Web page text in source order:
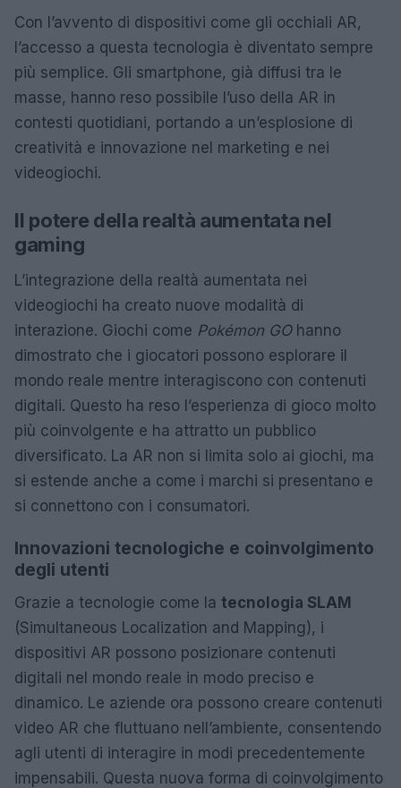
Con l’avvento di dispositivi come gli occhiali AR,
l’accesso a questa tecnologia è diventato sempre
più semplice. Gli smartphone, già diffusi tra le
masse, hanno reso possibile l’uso della AR in
contesti quotidiani, portando a un’esplosione di
creatività e innovazione nel marketing e nei
videogiochi.
Il potere della realtà aumentata nel
gaming
L’integrazione della realtà aumentata nei
videogiochi ha creato nuove modalità di
interazione. Giochi come Pokémon GOhanno
dimostrato che i giocatori possono esplorare il
mondo reale mentre interagiscono con contenuti
digitali. Questo ha reso l’esperienza di gioco molto
più coinvolgente e ha attratto un pubblico
diversificato. La AR non si limita solo ai giochi, ma
si estende anche a come i marchi si presentano e
si connettono con i consumatori.
Innovazioni tecnologiche e coinvolgimento
degli utenti
Grazie a tecnologie come la tecnologia SLAM
(Simultaneous Localization and Mapping), i
dispositivi AR possono posizionare contenuti
digitali nel mondo reale in modo preciso e
dinamico. Le aziende ora possono creare contenuti
video AR che fluttuano nell’ambiente, consentendo
agli utenti di interagire in modi precedentemente
impensabili. Questa nuova forma di coinvolgimento